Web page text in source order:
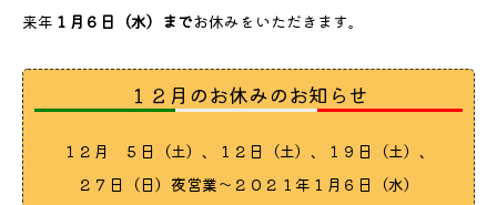
来年 １月６日（水）までお休みをいただきます。
１２月のお休みのお知らせ
１２月 ５日（土）、１２日（土）、１９日（土）、
２７日（日）夜営業～２０２１年１月６日（水）